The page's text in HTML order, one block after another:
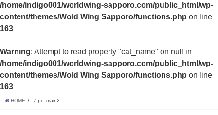
/home/indigo001/worldwing-sapporo.com/public_html/wp-
content/themes/Wold Wing Sapporo/functions.php on line
163
Warning: Attempt to read property "cat_name" on null in
/home/indigo001/worldwing-sapporo.com/public_html/wp-
content/themes/Wold Wing Sapporo/functions.php on line
163
HOME pc_main2